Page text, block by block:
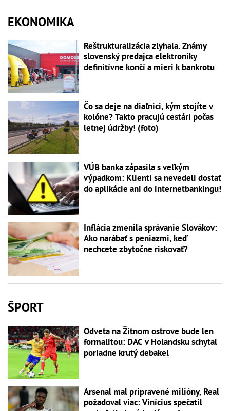
EKONOMIKA
Reštrukturalizácia zlyhala. Známy
slovenský predajca elektroniky
definitívne končí a mieri k bankrotu
Čo sa deje na diaľnici, kým stojíte v
kolóne? Takto pracujú cestári počas
letnej údržby! (foto)
VÚB banka zápasila s veľkým
výpadkom: Klienti sa nevedeli dostať
do aplikácie ani do internetbankingu!
Inflácia zmenila správanie Slovákov:
Ako narábať s peniazmi, keď
nechcete zbytočne riskovať?
ŠPORT
Odveta na Žitnom ostrove bude len
formalitou: DAC v Holandsku schytal
poriadne krutý debakel
Arsenal mal pripravené milióny, Real
požadoval viac: Vinícius spečatil